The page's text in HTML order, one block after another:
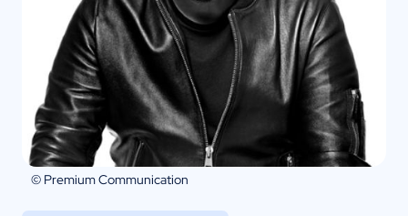
© Premium Communication